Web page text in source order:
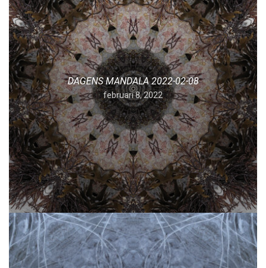
DAGENS MANDALA 2022-02-08
februari 8, 2022